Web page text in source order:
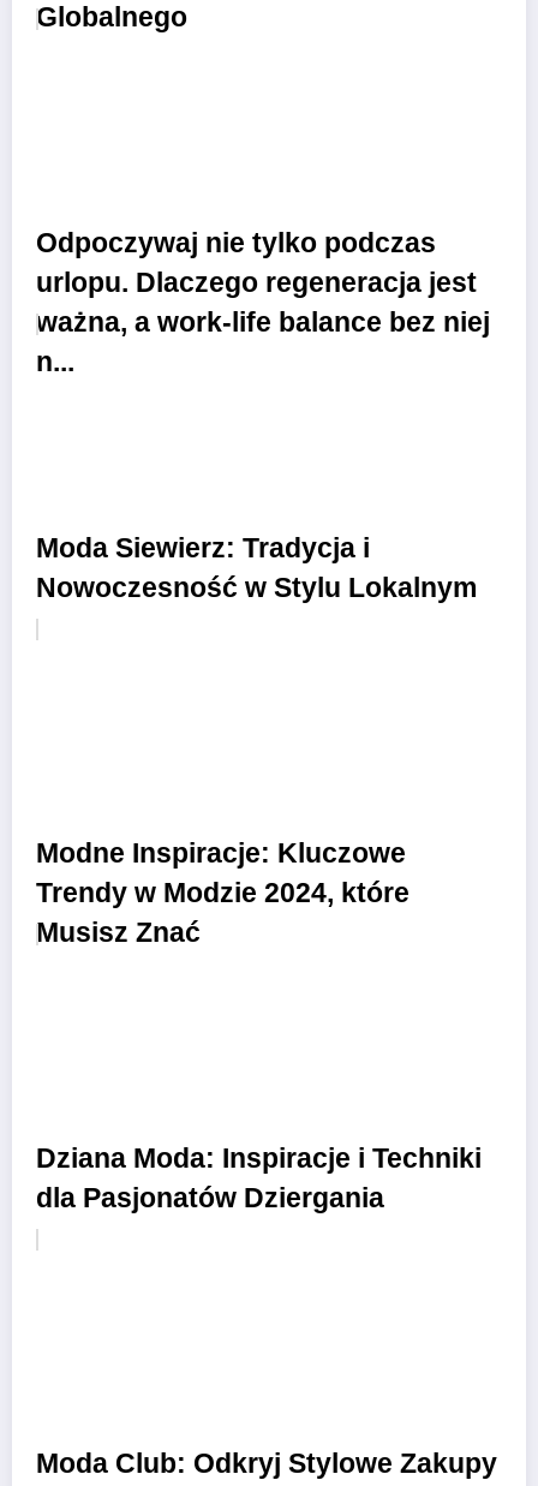
Globalnego
Odpoczywaj nie tylko podczas
urlopu. Dlaczego regeneracja jest
ważna, a work-life balance bez niej
n...
Moda Siewierz: Tradycja i
Nowoczesność w Stylu Lokalnym
Modne Inspiracje: Kluczowe
Trendy w Modzie 2024, które
Musisz Znać
Dziana Moda: Inspiracje i Techniki
dla Pasjonatów Dziergania
Moda Club: Odkryj Stylowe Zakupy